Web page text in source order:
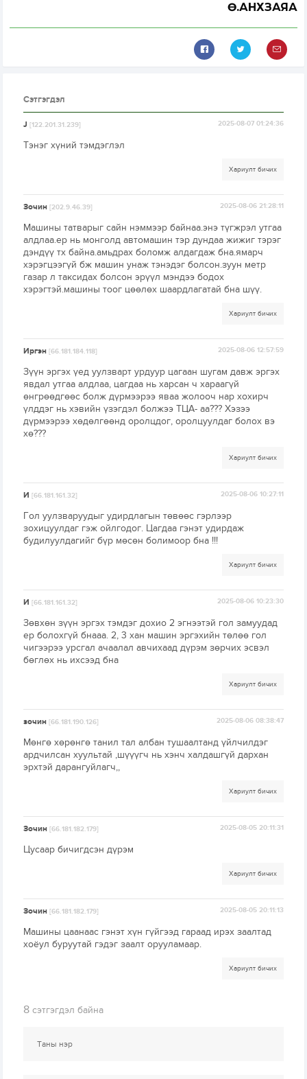
Ө.АНХЗАЯА
Сэтгэгдэл
J[122.201.31.239] 2025-08-07 01:24:36
Тэнэг хүний тэмдэглэл
Хариулт бичих
Зочин[202.9.46.39] 2025-08-06 21:28:11
Машины татварыг сайн нэммээр байнаа.энэ түгжрэл утгаа
алдлаа.ер нь монголд автомашин тэр дундаа жижиг тэрэг
дэндүү тх байна.амьдрах боломж алдагдаж бна.ямарч
хэрэгцээгүй бж машин унаж тэнэдэг болсон.зуун метр
газар л таксидах болсон эрүүл мэндээ бодох
хэрэгтэй.машины тоог цөөлөх шаардлагатай бна шүү.
Хариулт бичих
Иргэн[66.181.184.118] 2025-08-06 12:57:59
Зүүн эргэх үед уулзварт урдуур цагаан шугам давж эргэх
явдал утгаа алдлаа, цагдаа нь харсан ч хараагүй
өнгрөөдгөөс болж дүрмээрээ яваа жолооч нар хохирч
үлддэг нь хэвийн үзэгдэл болжээ ТЦА- аа??? Хэзээ
дүрмээрээ хөдөлгөөнд оролцдог, оролцуулдаг болох вэ
хө???
Хариулт бичих
И[66.181.161.32] 2025-08-06 10:27:11
Гол уулзваруудыг удирдлагын төвөөс гэрлээр
зохицуулдаг гэж ойлгодог. Цагдаа гэнэт удирдаж
будилуулдагийг бүр мөсөн болимоор бна !!!
Хариулт бичих
И[66.181.161.32] 2025-08-06 10:23:30
Зөвхөн зүүн эргэх тэмдэг дохио 2 эгнээтэй гол замуудад
ер болохгүй бнааа. 2, 3 хан машин эргэхийн төлөө гол
чигээрээ урсгал ачаалал авчихаад дүрэм зөрчих эсвэл
бөглөх нь ихсээд бна
Хариулт бичих
зочин[66.181.190.126] 2025-08-06 08:38:47
Мөнгө хөрөнгө танил тал албан тушаалтанд үйлчилдэг
ардчилсан хуультай ,шүүүгч нь хэнч халдашгүй дархан
эрхтэй дарангуйлагч,,
Хариулт бичих
Зочин[66.181.182.179] 2025-08-05 20:11:31
Цусаар бичигдсэн дүрэм
Хариулт бичих
Зочин[66.181.182.179] 2025-08-05 20:11:13
Машины цаанаас гэнэт хүн гүйгээд гараад ирэх заалтад
хоёул буруутай гэдэг заалт орууламаар.
Хариулт бичих
8 сэтгэгдэл байна